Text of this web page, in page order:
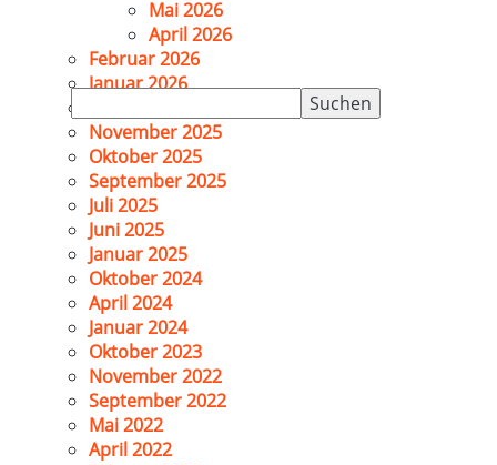
nach:
Mai 2026
April 2026
Februar 2026
Januar 2026
November 2025
Oktober 2025
September 2025
Juli 2025
Juni 2025
Januar 2025
Oktober 2024
April 2024
Januar 2024
Oktober 2023
November 2022
September 2022
Mai 2022
April 2022